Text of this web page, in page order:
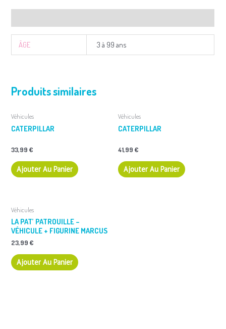
ÂGE 3 à 99 ans
Produits similaires
Véhicules
CATERPILLAR
33,99€
Ajouter Au Panier
Véhicules
CATERPILLAR
41,99 €
Ajouter Au Panier
Véhicules
LA PAT’ PATROUILLE –
VÉHICULE + FIGURINE MARCUS
23,99€
Ajouter Au Panier